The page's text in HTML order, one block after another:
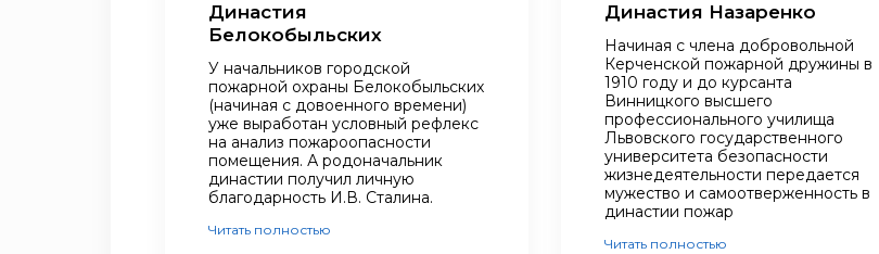
Династия
Белокобыльских
У начальников городской
пожарной охраны Белокобыльских
(начиная с довоенного времени)
уже выработан условный рефлекс
на анализ пожароопасности
помещения. А родоначальник
династии получил личную
благодарность И.В. Сталина.
Читать полностью
Династия Назаренко
Начиная с члена добровольной
Керченской пожарной дружины в
1910 году и до курсанта
Винницкого высшего
профессионального училища
Львовского государственного
университета безопасности
жизнедеятельности передается
мужество и самоотверженность в
династии пожар
Читать полностью